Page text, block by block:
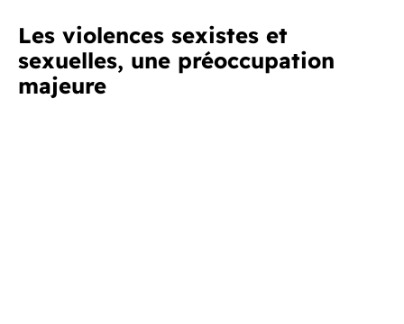
Les violences sexistes et
sexuelles, une préoccupation
majeure